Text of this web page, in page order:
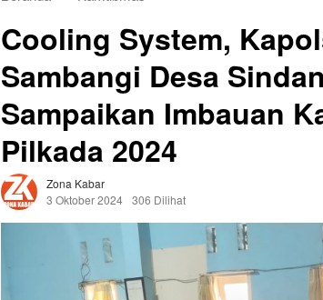
Cooling System,
Sambangi Desa
Sampaikan Imbauan
Pilkada 2024
Zona Kabar
3 Oktober 2024 306 Dilihat